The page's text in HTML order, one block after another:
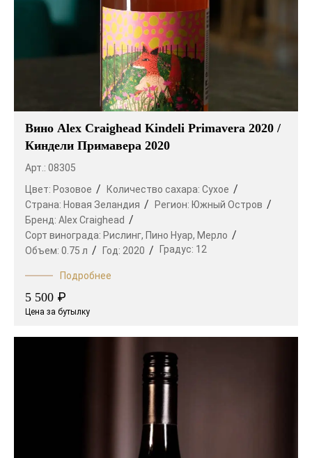
Вино Alex Craighead Kindeli Primavera 2020 /
Киндели Примавера 2020
Арт.: 08305
Цвет: Розовое Количество сахара: Сухое
Страна: Новая Зеландия Регион: Южный Остров
Бренд: Alex Craighead
Сорт винограда: Рислинг, Пино Нуар, Мерло
Объем: 0.75 л Год: 2020 Градус: 12
Подробнее
5 500 ₽
Цена за бутылку